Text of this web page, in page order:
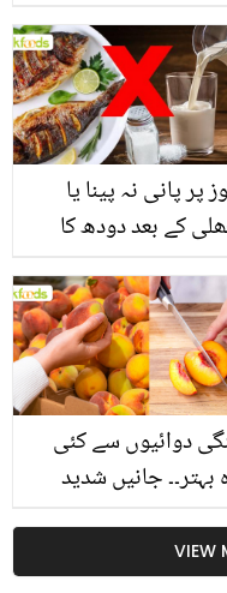
طبی فوائد
پر پانی نہ پینا یا
کے بعد دودھ کا
غلط فہمیوں کی
کیا ہے اور افواہ
دوائیوں سے کئی
بہتر۔۔ جانیں شدید
کھانا چاہیے؟
VIEW